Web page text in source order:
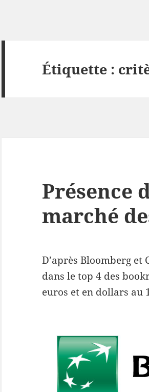
Étiquette :
Présence
marché
D’après Bloomberg
dans le top 4 des
euros et en dollars au